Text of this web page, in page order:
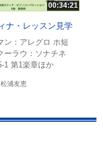
00:34:21
ナ・レッスン見学
ン：アレグロ ホ短
ーラウ：ソナチネ
1 第1楽章ほか
浦友恵